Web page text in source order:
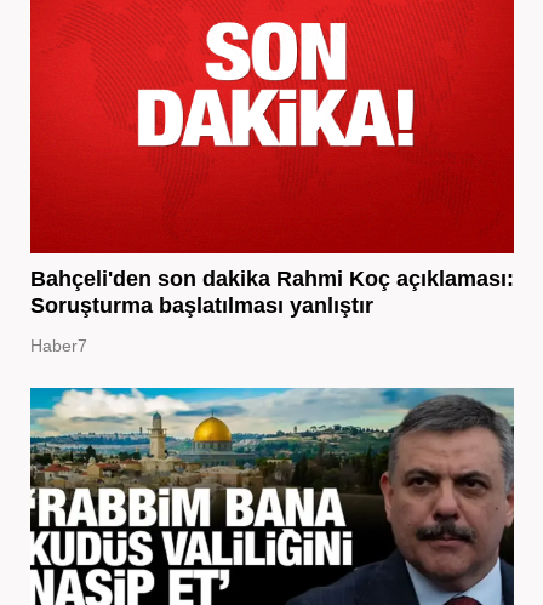
Bahçeli'den son dakika Rahmi Koç açıklaması:
Soruşturma başlatılması yanlıştır
Haber7